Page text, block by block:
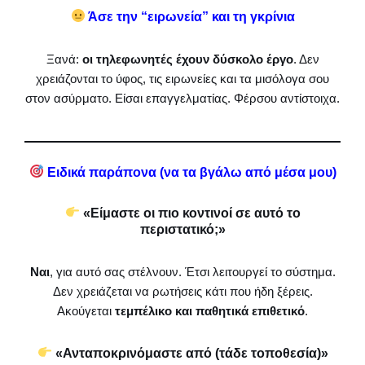
Άσε την “ειρωνεία” και τη γκρίνια
Ξανά: οι τηλεφωνητές έχουν δύσκολο έργο. Δεν
χρειάζονται το ύφος, τις ειρωνείες και τα μισόλογα σου
στον ασύρματο. Είσαι επαγγελματίας. Φέρσου αντίστοιχα.
Ειδικά παράπονα (να τα βγάλω από μέσα μου)
«Είμαστε οι πιο κοντινοί σε αυτό το
περιστατικό;»
Ναι, για αυτό σας στέλνουν. Έτσι λειτουργεί το σύστημα.
Δεν χρειάζεται να ρωτήσεις κάτι που ήδη ξέρεις.
Ακούγεται τεμπέλικο και παθητικά επιθετικό.
«Ανταποκρινόμαστε από (τάδε τοποθεσία)»